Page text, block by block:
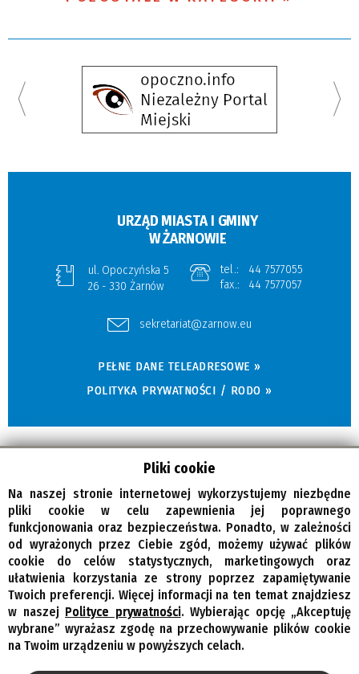
URZĄD MIASTA I GMINY
W ŻARNOWIE
ul. Opoczyńska 5
26 - 330 Żarnów
tel.:
44 7577055
fax.:
44 7577057
sekretariat@zarnow.eu
PEŁNE DANE TELEADRESOWE »
POLITYKA PRYWATNOŚCI / RODO »
© Wszelkie prawa zastrzeżone, Gmina Żarnów
Pliki cookie
Na naszej stronie internetowej wykorzystujemy niezbędne
pliki cookie w celu zapewnienia jej poprawnego
funkcjonowania oraz bezpieczeństwa. Ponadto, w zależności
od wyrażonych przez Ciebie zgód, możemy używać plików
cookie do celów statystycznych, marketingowych oraz
ułatwienia korzystania ze strony poprzez zapamiętywanie
Twoich preferencji. Więcej informacji na ten temat znajdziesz
w naszej Polityce prywatności. Wybierając opcję „Akceptuję
wybrane” wyrażasz zgodę na przechowywanie plików cookie
na Twoim urządzeniu w powyższych celach.